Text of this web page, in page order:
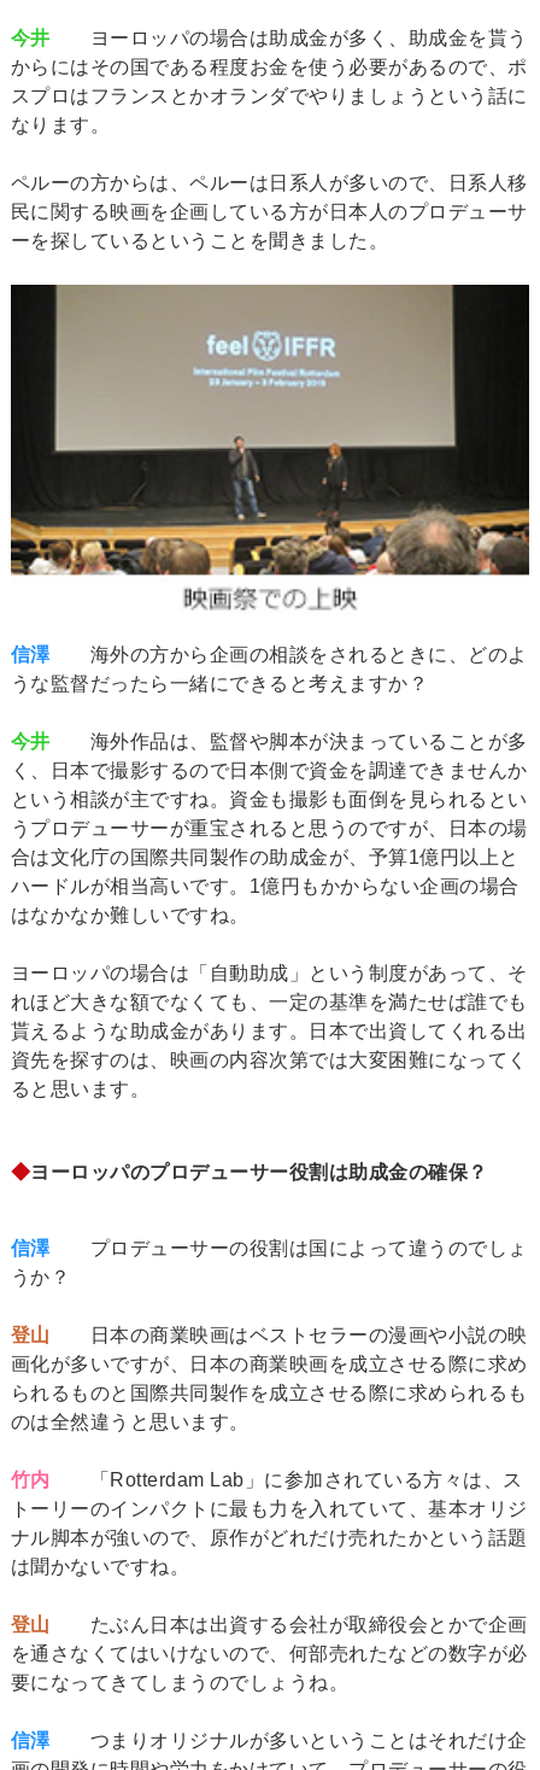
今井 ヨーロッパの場合は助成金が多く、助成金を貰う
からにはその国である程度お金を使う必要があるので、ポ
スプロはフランスとかオランダでやりましょうという話に
なります。
ペルーの方からは、ペルーは日系人が多いので、日系人移
民に関する映画を企画している方が日本人のプロデューサ
ーを探しているということを聞きました。
信澤海外の方から企画の相談をされるときに、どのよ
うな監督だったら一緒にできると考えますか？
今井 海外作品は、監督や脚本が決まっていることが多
く、日本で撮影するので日本側で資金を調達できませんか
という相談が主ですね。資金も撮影も面倒を見られるとい
うプロデューサーが重宝されると思うのですが、日本の場
合は文化庁の国際共同製作の助成金が、予算1億円以上と
ハードルが相当高いです。1億円もかからない企画の場合
はなかなか難しいですね。
ヨーロッパの場合は「自動助成」という制度があって、そ
れほど大きな額でなくても、一定の基準を満たせば誰でも
貰えるような助成金があります。日本で出資してくれる出
資先を探すのは、映画の内容次第では大変困難になってく
ると思います。
◆ヨーロッパのプロデューサー役割は助成金の確保？
信澤プロデューサーの役割は国によって違うのでしょ
うか？
登山
日本の商業映画はベストセラーの漫画や小説の映
画化が多いですが、日本の商業映画を成立させる際に求め
られるものと国際共同製作を成立させる際に求められるも
のは全然違うと思います。
竹内
「Rotterdam Lab」に参加されている方々は、ス
トーリーのインパクトに最も力を入れていて、基本オリジ
ナル脚本が強いので、原作がどれだけ売れたかという話題
は聞かないですね。
登山
たぶん日本は出資する会社が取締役会とかで企画
を通さなくてはいけないので、何部売れたなどの数字が必
要になってきてしまうのでしょうね。
信澤つまりオリジナルが多いということはそれだけ企